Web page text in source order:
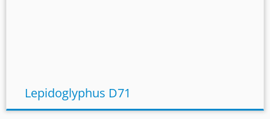
Lepidoglyphus D71